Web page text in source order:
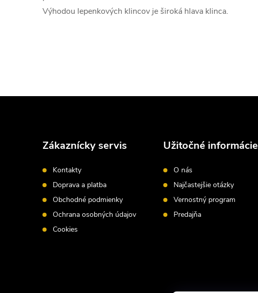
Výhodou lepenkových klincov je široká hlava klinca.
Zákaznícky servis
Kontakty
Doprava a platba
Obchodné podmienky
Ochrana osobných údajov
Cookies
Užitočné informácie
O nás
Najčastejšie otázky
Vernostný program
Predajňa